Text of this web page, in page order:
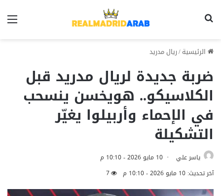
الرئيسية/ريال مدريد
ضربة جديدة لريال مدريد قبل
الكلاسيكو.. هويخسن ينسحب
في الإحماء وأربيلوا يغيّر
التشكيلة
ياسر علي
10 مايو 2026 - 10:10 م
آخر تحديث: 10 مايو 2026 - 10:10 م
7